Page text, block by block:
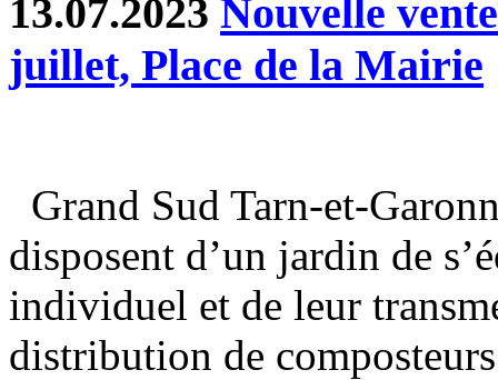
13.07.2023 Nouvelle
juillet, Place de la Mairie
Grand Sud Tarn-et-
disposent d’un jardin de
individuel et de leur
distribution de